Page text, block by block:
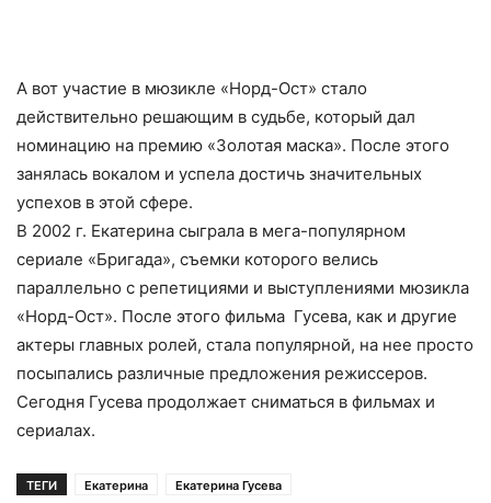
А вот участие в мюзикле «Норд-Ост» стало
действительно решающим в судьбе, который дал
номинацию на премию «Золотая маска». После этого
занялась вокалом и успела достичь значительных
успехов в этой сфере.
В 2002 г. Екатерина сыграла в мега-популярном
сериале «Бригада», съемки которого велись
параллельно с репетициями и выступлениями мюзикла
«Норд-Ост». После этого фильма Гусева, как и другие
актеры главных ролей, стала популярной, на нее просто
посыпались различные предложения режиссеров.
Сегодня Гусева продолжает сниматься в фильмах и
сериалах.
ТЕГИ Екатерина
Екатерина Гусева